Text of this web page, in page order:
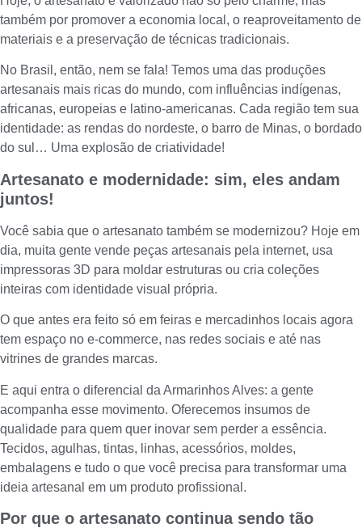
também por promover a economia local, o reaproveitamento de
materiais e a preservação de técnicas tradicionais.
No Brasil, então, nem se fala! Temos uma das produções
artesanais mais ricas do mundo, com influências indígenas,
africanas, europeias e latino-americanas. Cada região tem sua
identidade: as rendas do nordeste, o barro de Minas, o bordado
do sul… Uma explosão de criatividade!
Artesanato e modernidade: sim, eles andam
juntos!
Você sabia que o artesanato também se modernizou? Hoje em
dia, muita gente vende peças artesanais pela internet, usa
impressoras 3D para moldar estruturas ou cria coleções
inteiras com identidade visual própria.
O que antes era feito só em feiras e mercadinhos locais agora
tem espaço no e-commerce, nas redes sociais e até nas
vitrines de grandes marcas.
E aqui entra o diferencial da Armarinhos Alves: a gente
acompanha esse movimento. Oferecemos insumos de
qualidade para quem quer inovar sem perder a essência.
Tecidos, agulhas, tintas, linhas, acessórios, moldes,
embalagens e tudo o que você precisa para transformar uma
ideia artesanal em um produto profissional.
Por que o artesanato continua sendo tão